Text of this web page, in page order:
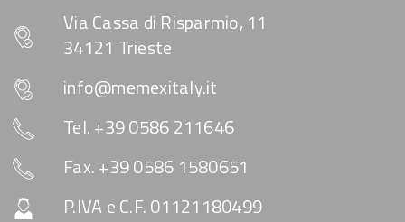
Via Cassa di Risparmio, 11
34121 Trieste
info@memexitaly.it
Tel. +39 0586 211646
Fax. +39 0586 1580651
P.IVA e C.F. 01121180499